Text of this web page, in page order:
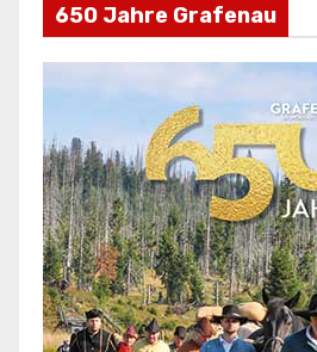
650 Jahre Grafenau